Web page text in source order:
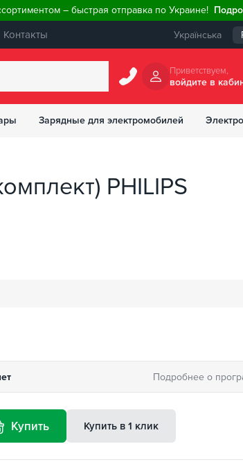
– быстрая отправка по Украине!
Контакты Українська
Приветствуем,
войдите в
Зарядные для электромобилей
PHILIPS
Подробнее о
Купить Купить в 1 клик